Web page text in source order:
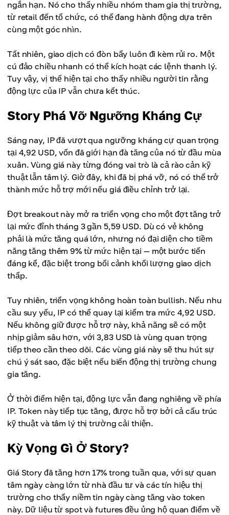
ngắn hạn. Nó cho thấy nhiều nhóm tham gia thị trường,
từ retail đến tổ chức, có thể đang hành động dựa trên
cùng một góc nhìn.
Tất nhiên, giao dịch có đòn bẩy luôn đi kèm rủi ro. Một
cú đảo chiều nhanh có thể kích hoạt các lệnh thanh lý.
Tuy vậy, vị thế hiện tại cho thấy nhiều người tin rằng
động lực của IP vẫn chưa kết thúc.
Story Phá Vỡ Ngưỡng Kháng Cự
Sáng nay, IP đã vượt qua ngưỡng kháng cự quan trọng
tại 4,92 USD, vốn đã giới hạn đà tăng của nó từ đầu mùa
xuân. Vùng giá này từng đóng vai trò là cả rào cản kỹ
thuật lẫn tâm lý. Giờ đây, khi đã bị phá vỡ, nó có thể trở
thành mức hỗ trợ mới nếu giá điều chỉnh trở lại.
Đợt breakout này mở ra triển vọng cho một đợt tăng trở
lại mức đỉnh tháng 3 gần 5,59 USD. Dù có vẻ không
phải là mức tăng quá lớn, nhưng nó đại diện cho tiềm
năng tăng thêm 9% từ mức hiện tại — một bước tiến
đáng kể, đặc biệt trong bối cảnh khối lượng giao dịch
thấp.
Tuy nhiên, triển vọng không hoàn toàn bullish. Nếu nhu
cầu suy yếu, IP có thể quay lại kiểm tra mức 4,92 USD.
Nếu không giữ được hỗ trợ này, khả năng sẽ có một
nhịp giảm sâu hơn, với 3,83 USD là vùng quan trọng
tiếp theo cần theo dõi. Các vùng giá này sẽ thu hút sự
chú ý sát sao, đặc biệt nếu biến động thị trường chung
gia tăng.
Ở thời điểm hiện tại, động lực vẫn đang nghiêng về phía
IP. Token này tiếp tục tăng, được hỗ trợ bởi cả cấu trúc
kỹ thuật và tâm lý thị trường cải thiện.
Kỳ Vọng Gì Ở Story?
Giá Story đã tăng hơn 17% trong tuần qua, với sự quan
tâm ngày càng lớn từ nhà đầu tư và các tín hiệu thị
trường cho thấy niềm tin ngày càng tăng vào token
này. Dữ liệu từ spot và futures đều ủng hộ quan điểm về